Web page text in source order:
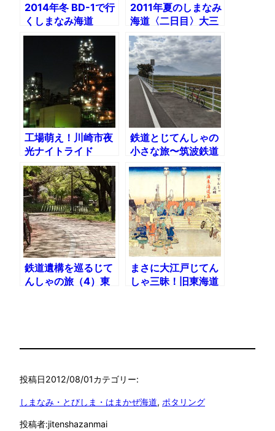
2014年冬 BD-1で行
くしまなみ海道
Day3 はまかぜ海道
で道後温泉へ
2011年夏のしまなみ
海道〈二日目〉大三
島〜尾道
工場萌え！川崎市夜
光ナイトライド
鉄道とじてんしゃの
小さな旅〜筑波鉄道
の廃駅を辿りながら
つくばりんりんロー
ドを走る
鉄道遺構を巡るじて
んしゃの旅（4）東
まさに大江戸じてん
しゃ三昧！旧東海道
投稿日2012/08/01カテゴリー:
しまなみ・とびしま・はまかぜ海道, ポタリング
投稿者:jitenshazanmai